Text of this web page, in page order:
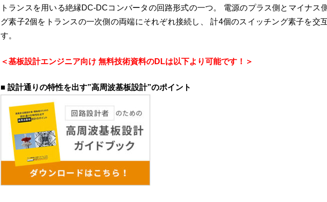
トランスを用いる絶縁DC-DCコンバータの回路形式の一つ。 電源のプラス側とマイナス
グ素子2個をトランスの一次側の両端にそれぞれ接続し、 計4個のスイッチング素子を交
す。
＜基板設計エンジニア向け 無料技術資料のDLは以下より可能です！＞
■ 設計通りの特性を出す”高周波基板設計”のポイント